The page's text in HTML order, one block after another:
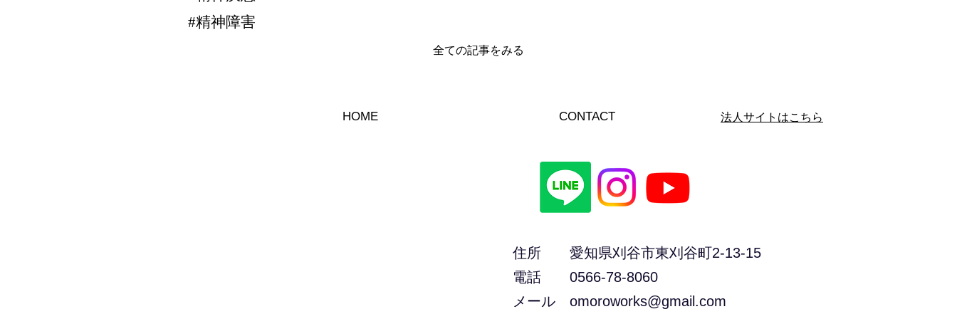
#精神障害
全ての記事をみる
HOME CONTACT ​法人サイトはこちら
住所 愛知県刈谷市東刈谷町2-13-15
電話 0566-78-8060
メール omoroworks@gmail.com